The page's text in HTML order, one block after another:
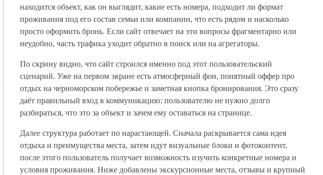
находится объект, как он выглядит, какие есть номера, подходит ли формат
проживания под его состав семьи или компании, что есть рядом и насколько
просто оформить бронь. Если сайт отвечает на эти вопросы фрагментарно или
неудобно, часть трафика уходит обратно в поиск или на агрегаторы.
По скрину видно, что сайт строился именно под этот пользовательский
сценарий. Уже на первом экране есть атмосферный фон, понятный оффер про
отдых на черноморском побережье и заметная кнопка бронирования. Это сразу
даёт правильный вход в коммуникацию: пользователю не нужно долго
разбираться, что это за объект и зачем ему оставаться на странице.
Далее структура работает по нарастающей. Сначала раскрывается сама идея
отдыха и преимущества места, затем идут визуальные блоки и фотоконтент,
после этого пользователь получает возможность изучить конкретные номера и
условия проживания. Ниже добавлены экскурсионные места, отзывы и крупный